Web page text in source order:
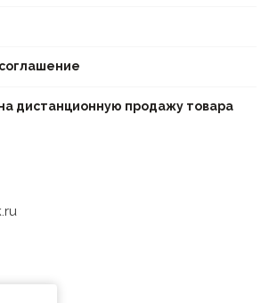
дистанционную продажу товара